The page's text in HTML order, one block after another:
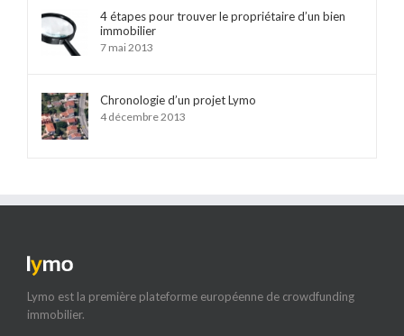
4 étapes pour trouver le propriétaire d’un bien
immobilier
7 mai 2013
Chronologie d’un projet Lymo
4 décembre 2013
Lymo est la première plateforme européenne de crowdfunding
immobilier.